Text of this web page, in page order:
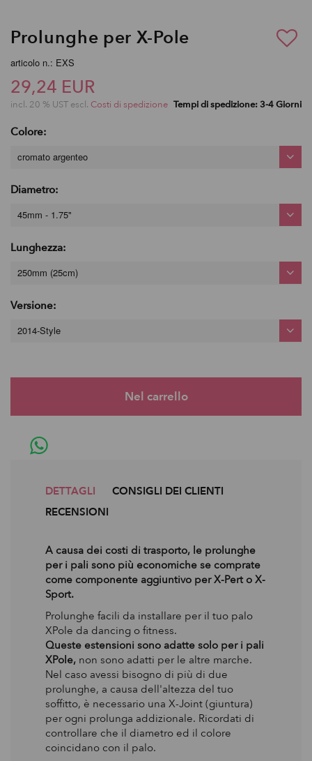
Prolunghe per X-Pole
articolo n.: EXS
29,24 EUR
incl. 20 % UST escl. Costi di spedizione Tempi di spedizione: 3-4 Giorni
Colore:
cromato argenteo
Diametro:
45mm - 1.75"
Lunghezza:
250mm (25cm)
Versione:
2014-Style
DETTAGLI
CONSIGLI DEI CLIENTI
RECENSIONI
A causa dei costi di trasporto, le prolunghe
per i pali sono più economiche se comprate
come componente aggiuntivo per X-Pert o X-
Sport.
Prolunghe facili da installare per il tuo palo
XPole da dancing o fitness.
Queste estensioni sono adatte solo per i pali
XPole, non sono adatti per le altre marche.
Nel caso avessi bisogno di più di due
prolunghe, a causa dell'altezza del tuo
soffitto, è necessario una X-Joint (giuntura)
per ogni prolunga addizionale. Ricordati di
controllare che il diametro ed il colore
coincidano con il palo.